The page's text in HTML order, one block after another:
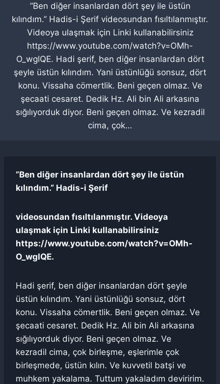
”Ben diğer insanlardan dört şey ile üstün
kılındım.” Hadis-i Şerif videosundan fısıltılanmıştır.
Videoya ulaşmak için Linki kullanabilirsiniz
https://www.youtube.com/watch?v=OMh-
O_wglQE. Hadi şerif, ben diğer insanlardan dört
şeyle üstün kılındım. Yani üstünlüğü sonsuz, dört
konu. Vissaha cömertlik. Beni geçen olmaz. Ve
şecaati cesaret. Dedik Hz. Ali bin Ali arkasına
sığılıyorduk diyor. Beni geçen olmaz. Ve kezradil
cima, çok…
”Ben diğer insanlardan dört şey ile üstün
kılındım.” Hadis-i Şerif
videosundan fısıltılanmıştır. Videoya
ulaşmak için Linki kullanabilirsiniz
https://www.youtube.com/watch?v=OMh-
O_wglQE.
Hadi şerif, ben diğer insanlardan dört şeyle
üstün kılındım. Yani üstünlüğü sonsuz, dört
konu. Vissaha cömertlik. Beni geçen olmaz. Ve
şecaati cesaret. Dedik Hz. Ali bin Ali arkasına
sığılıyorduk diyor. Beni geçen olmaz. Ve
kezradil cima, çok birleşme, eşlerimle çok
birleşmede, üstün kılın. Ve kuvvetil batşi ve
muhkem yakalama. Tuttum yakaladım deviririm.